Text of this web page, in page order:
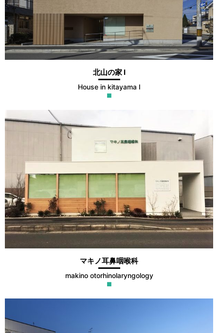
北山の家 Ⅰ
House in kitayama Ⅰ
■
マキノ耳鼻咽喉科
makino otorhinolaryngology
■